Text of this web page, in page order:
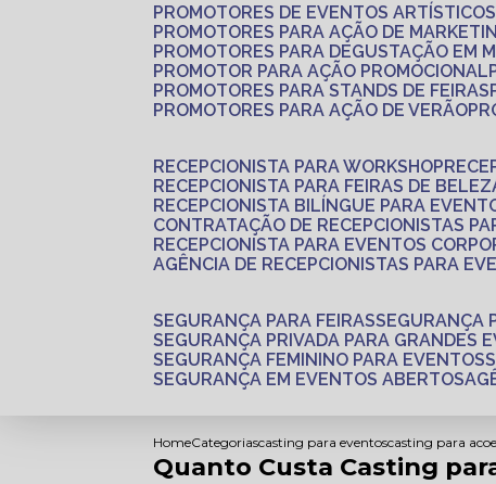
PROMOTORES DE EVENTOS ARTÍSTICOS
PROMOTORES PARA AÇÃO DE
PROMOTORES PARA DEGUSTAÇÃO EM
PROMOTOR PARA AÇÃO PROMOCIONAL
PROMOTORES PARA STANDS DE FEIRAS
PROMOTORES PARA AÇÃO DE VERÃO
RECEPCIONISTA PARA WORKSHOP
RECEPCIONISTA PARA FEIRAS DE
RECEPCIONISTA BILÍNGUE PARA
CONTRATAÇÃO DE RECEPCIONISTAS
RECEPCIONISTA PARA EVENTOS
AGÊNCIA DE RECEPCIONISTAS PARA
SEGURANÇA PARA FEIRAS
SEGURANÇA PRIVADA PARA GRANDES
SEGURANÇA FEMININO PARA EVENTOS
SEGURANÇA EM EVENTOS ABERTOS
HomeCategoriascasting para eventoscasting para
Quanto Custa Casting